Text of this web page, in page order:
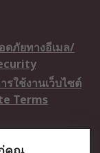
ดภัยทางอีเมล/
รใช้งานเว็บไซต์
Terms